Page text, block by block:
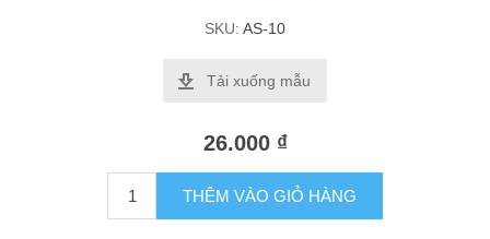
SKU: AS-10
Tải xuống mẫu
26.000 ₫
THÊM VÀO GIỎ HÀNG